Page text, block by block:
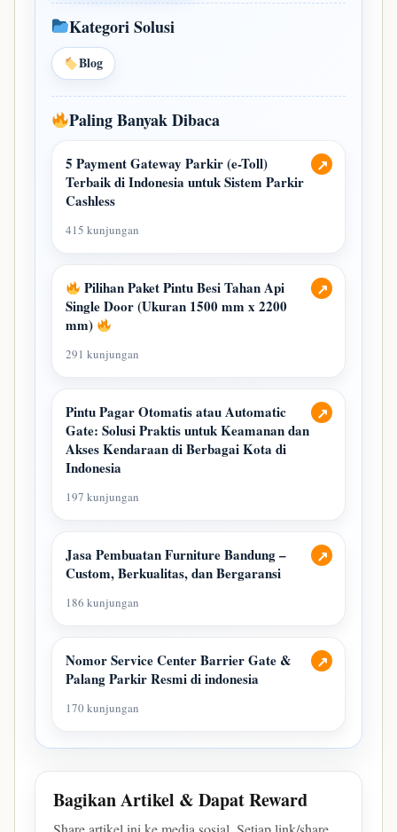
Kategori Solusi
Blog
Paling Banyak Dibaca
↗
5 Payment Gateway Parkir (e-Toll)
Terbaik di Indonesia untuk Sistem Parkir
Cashless
415 kunjungan
↗
Pilihan Paket Pintu Besi Tahan Api
Single Door (Ukuran 1500 mm x 2200
mm)
291 kunjungan
↗
Pintu Pagar Otomatis atau Automatic
Gate: Solusi Praktis untuk Keamanan dan
Akses Kendaraan di Berbagai Kota di
Indonesia
197 kunjungan
↗
Jasa Pembuatan Furniture Bandung –
Custom, Berkualitas, dan Bergaransi
186 kunjungan
↗
Nomor Service Center Barrier Gate &
Palang Parkir Resmi di indonesia
170 kunjungan
Bagikan Artikel & Dapat Reward